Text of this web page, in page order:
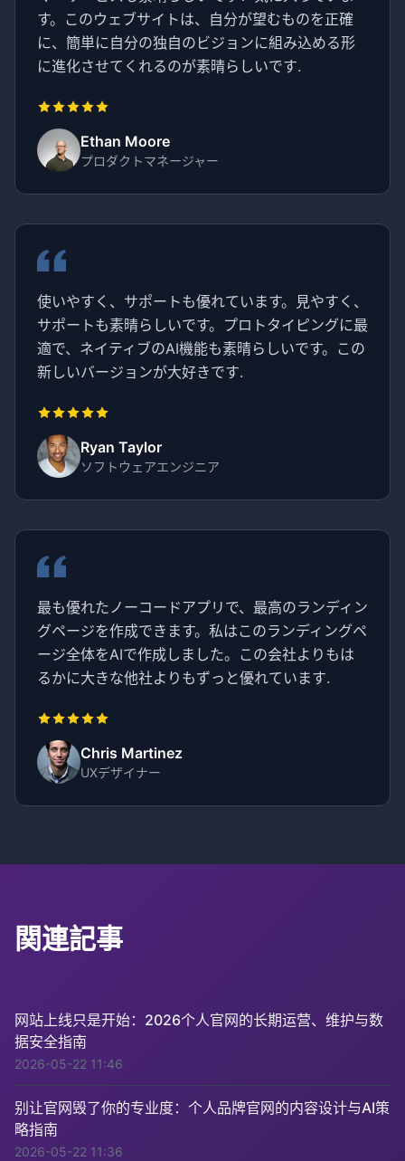
す。このウェブサイトは、自分が望むものを正確
に、簡単に自分の独自のビジョンに組み込める形
に進化させてくれるのが素晴らしいです.
Ethan Moore
プロダクトマネージャー
使いやすく、サポートも優れています。見やすく、
サポートも素晴らしいです。プロトタイピングに最
適で、ネイティブのAI機能も素晴らしいです。この
新しいバージョンが大好きです.
Ryan Taylor
ソフトウェアエンジニア
最も優れたノーコードアプリで、最高のランディン
グページを作成できます。私はこのランディングペ
ージ全体をAIで作成しました。この会社よりもは
るかに大きな他社よりもずっと優れています.
Chris Martinez
UXデザイナー
関連記事
网站上线只是开始：2026个人官网的长期运营、维护与数
据安全指南
2026-05-22 11:46
别让官网毁了你的专业度：个人品牌官网的内容设计与AI策
略指南
2026-05-22 11:36